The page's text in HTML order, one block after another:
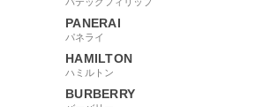
PANERAI
パネライ
HAMILTON
ハミルトン
BURBERRY